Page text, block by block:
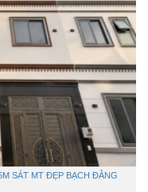
SÁT MT ĐẸP BẠCH ĐẰNG